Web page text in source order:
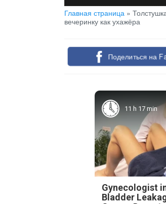
Главная страница »
вечеринку как ухажёра
Поделиться на
11 h 17 min
Gynecologist
Bladder